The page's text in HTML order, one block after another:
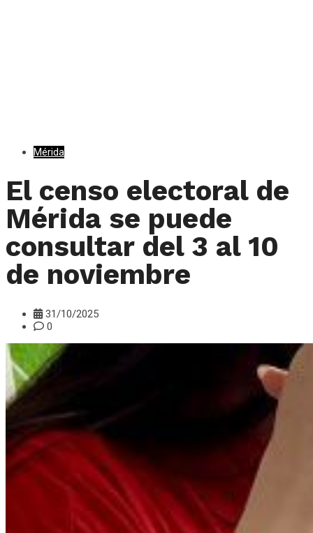
Mérida
El censo electoral de
Mérida se puede
consultar del 3 al 10
de noviembre
31/10/2025
0